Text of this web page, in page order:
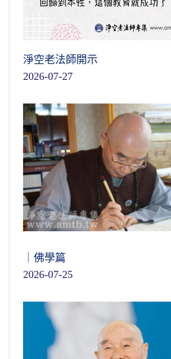
淨空老法師開示
2026-07-27
｜佛學篇
2026-07-25